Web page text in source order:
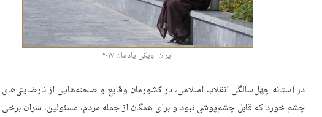
ایران- ویکی یادمان ۲۰۱۷
در آستانه چهل‌سالگی انقلاب اسلامی، در کشورمان وقایع و صحنه‌هایی از نارضایتی‌های
چشم خورد که قابل چشم‌پوشی نبود و برای همگان از جمله مردم، مسئولین، سران برخی